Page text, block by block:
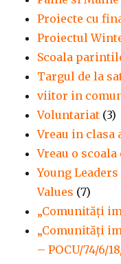
Proiecte cu
Proiectul
Scoala
Targul de la
viitor in
Voluntariat (3)
Vreau in clasa
Vreau o scoala
Young
Values (7)
„Comunități
„Comunități
– POCU/74/6/